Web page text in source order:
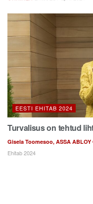
EESTI EHITAB 2024
Turvalisus on tehtud
Gisela Toomesoo, ASSA
Ehitab 2024